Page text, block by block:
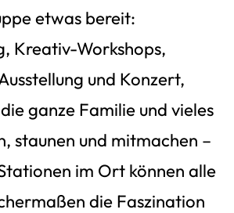
etwas bereit:
Kreativ-Workshops,
und Konzert,
ganze Familie und vieles
staunen und mitmachen –
im Ort können alle
die Faszination